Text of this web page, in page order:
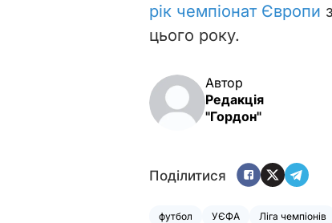
рік чемпіонат Європи
цього року.
Автор
Редакція
"Гордон"
Поділитися
футбол УЄФА Ліга чемпіонів